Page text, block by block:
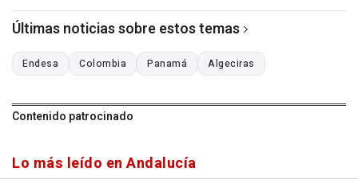
Últimas noticias sobre estos temas
Endesa Colombia Panamá Algeciras
Contenido patrocinado
Lo más leído en Andalucía